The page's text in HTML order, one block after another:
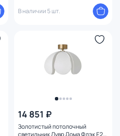
В наличии 5 шт.
14 851 ₽
Золотистый потолочный
светильник Лувр Дома Флэк E27